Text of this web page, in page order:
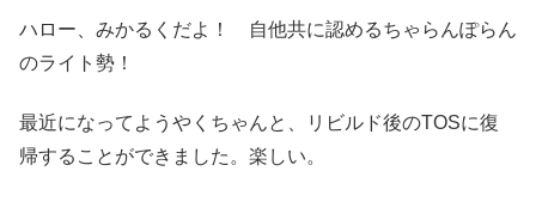
ハロー、みかるくだよ！ 自他共に認めるちゃらんぽらん
のライト勢！
最近になってようやくちゃんと、リビルド後のTOSに復
帰することができました。楽しい。